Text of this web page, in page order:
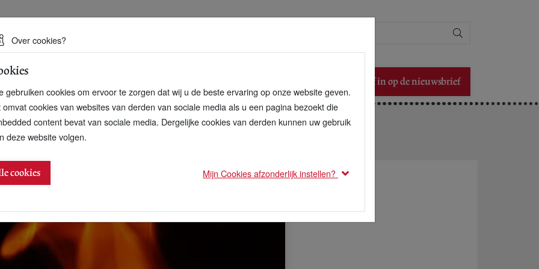
duurzame toekomst
Schrijf in op de nieuwsbrief
tot gas
Over cookies?
gebruiken cookies om ervoor te zorgen dat wij u de beste ervaring op onze website geven.
omvat cookies van websites van derden van sociale media als u een pagina bezoekt die
content bevat van sociale media. Dergelijke cookies van derden kunnen uw gebruik
deze website volgen.
cookies Mijn Cookies afzonderlijk instellen?